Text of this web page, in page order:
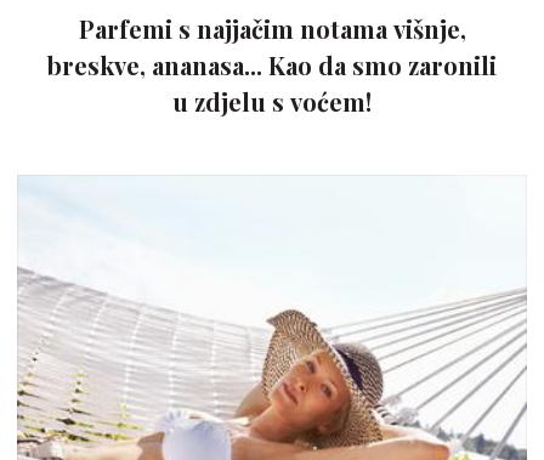
Parfemi s najjačim notama višnje,
breskve, ananasa... Kao da smo zaronili
u zdjelu s voćem!